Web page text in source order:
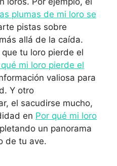
plumas de mi loro se
pistas sobre
allá de la caída.
tu loro pierde el
qué mi loro pierde el
valiosa para
Y otro
el sacudirse mucho,
en Por qué mi loro
un panorama
de tu ave.